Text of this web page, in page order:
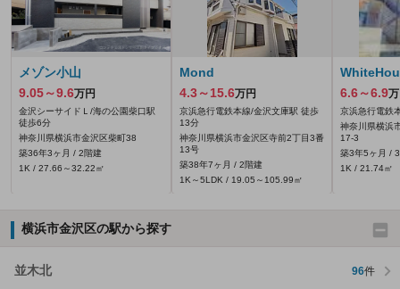
メゾン小山
9.05～9.6万円
金沢シーサイドＬ/海の公園柴口駅
徒歩6分
神奈川県横浜市金沢区柴町38
築36年3ヶ月 / 2階建
1K / 27.66～32.22㎡
Mond
4.3～15.6万円
京浜急行電鉄本線/金沢文庫駅 徒歩
13分
神奈川県横浜市金沢区寺前2丁目3番
13号
築38年7ヶ月 / 2階建
1K～5LDK / 19.05～105.99㎡
6.6～6.9
京浜急行電鉄
神奈川県横浜
17-3
築3年5ヶ月 /
1K / 21.74㎡
横浜市金沢区の駅から探す
並木北 96件